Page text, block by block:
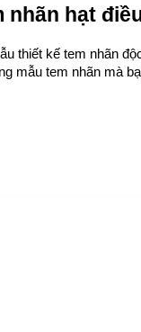
nhãn hạt
thiết kế tem nhãn
mẫu tem nhãn mà